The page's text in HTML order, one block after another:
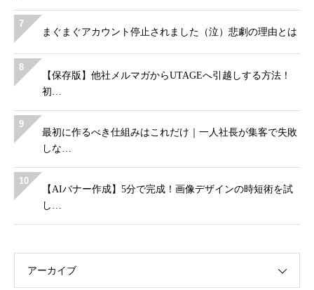
7
まぐまぐアカウント停止されました（泣）悲劇の理由とは
8
【保存版】他社メルマガからUTAGEへ引越しする方法！
初…
9
最初に作るべき仕組みはこれだけ｜一人社長が集客で失敗
しな…
10
【AIバナー作成】5分で完成！画像デザインの時短術を試
し…
アーカイブ